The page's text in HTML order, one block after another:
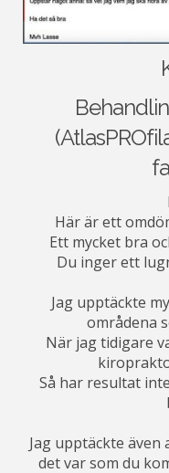
Här är ett
Ett mycket bra
Du inger ett
Jag upptäckte
områdena
När jag tidigare
Så har resultat
Jag upptäckte
det var som du